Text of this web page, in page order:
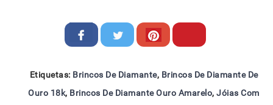
Etiquetas: Brincos De Diamante, Brincos De Diamante De
Ouro 18k, Brincos De Diamante Ouro Amarelo,Jóias Com